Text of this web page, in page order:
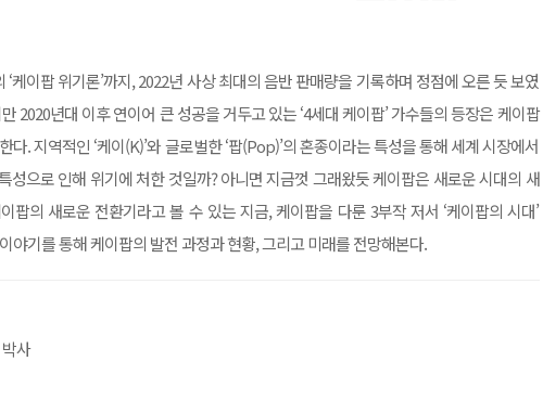
이팝 위기론’까지, 2022년 사상 최대의 음반 판매량을 기록하며 정점에 오른 듯 보였
2020년대 이후 연이어 큰 성공을 거두고 있는 ‘4세대 케이팝’ 가수들의 등장은 케이팝
. 지역적인 ‘케이(K)’와 글로벌한 ‘팝(Pop)’의 혼종이라는 특성을 통해 세계 시장에서
으로 인해 위기에 처한 것일까? 아니면 지금껏 그래왔듯 케이팝은 새로운 시대의 새
의 새로운 전환기라고 볼 수 있는 지금, 케이팝을 다룬 3부작 저서 ‘케이팝의 시대’
야기를 통해 케이팝의 발전 과정과 현황, 그리고 미래를 전망해본다.
사